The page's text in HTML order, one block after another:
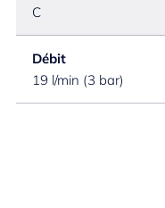
C
Débit
19 l/min (3 bar)